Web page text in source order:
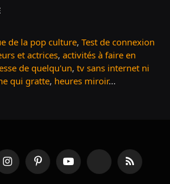
de la pop culture, Test de connexion
et actrices, activités à faire en
de quelqu'un, tv sans internet ni
qui gratte, heures miroir...
InstagramPinterestYouTube TikTok RSS